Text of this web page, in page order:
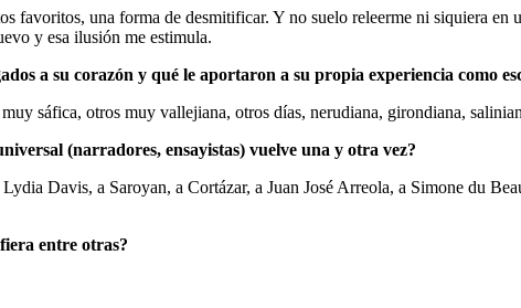
favoritos, una forma de desmitificar. Y no suelo releerme ni siquiera
y esa ilusión me estimula.
a su corazón y qué le aportaron a su propia experiencia como
sáfica, otros muy vallejiana, otros días, nerudiana, girondiana,
(narradores, ensayistas) vuelve una y otra vez?
Davis, a Saroyan, a Cortázar, a Juan José Arreola, a Simone du
entre otras?